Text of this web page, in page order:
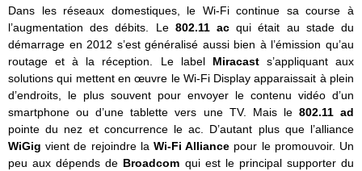
Dans les réseaux domestiques, le Wi-Fi continue sa course à
l’augmentation des débits. Le 802.11 ac qui était au stade du
démarrage en 2012 s’est généralisé aussi bien à l’émission qu’au
routage et à la réception. Le label Miracasts’appliquant aux
solutions qui mettent en œuvre le Wi-Fi Display apparaissait à plein
d’endroits, le plus souvent pour envoyer le contenu vidéo d’un
smartphone ou d’une tablette vers une TV. Mais le 802.11 ad
pointe du nez et concurrence le ac. D’autant plus que l’alliance
WiGig vient de rejoindre la Wi-Fi Alliance pour le promouvoir. Un
peu aux dépends de Broadcom qui est le principal supporter du